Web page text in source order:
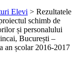
Elevi > Rezultatele
schimb de
și personalului
București –
an școlar 2016-2017